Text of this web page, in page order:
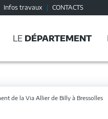
Infos travaux CONTACTS
LE DÉPARTEMENT
de la Via Allier de Billy à Bressolles